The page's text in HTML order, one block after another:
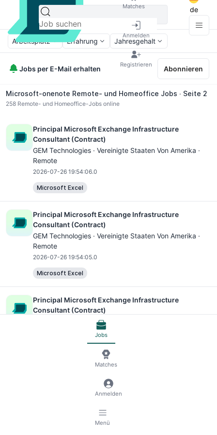
Matches
Anmelden
Registrieren
de
Arbeitsplatz Erfahrung Jahresgehalt
Jobs per E-Mail erhalten Abonnieren
Microsoft-onenote Remote- und Homeoffice Jobs ∙ Seite 2
258 Remote- und Homeoffice-Jobs online
Principal Microsoft Exchange Infrastructure
Consultant (Contract)
GEM Technologies · Vereinigte Staaten Von Amerika ·
Remote
2026-07-26 19:54:06.0
Microsoft Excel
Principal Microsoft Exchange Infrastructure
Consultant (Contract)
GEM Technologies · Vereinigte Staaten Von Amerika ·
Remote
2026-07-26 19:54:05.0
Microsoft Excel
Principal Microsoft Exchange Infrastructure
Consultant (Contract)
GEM Technologies · Vereinigte Staaten Von Amerika ·
2026-07-26 19:54:05.0
Principal Microsoft Exchange Infrastructure
Consultant (Contract)
Jobs
Matches
Anmelden
Menü